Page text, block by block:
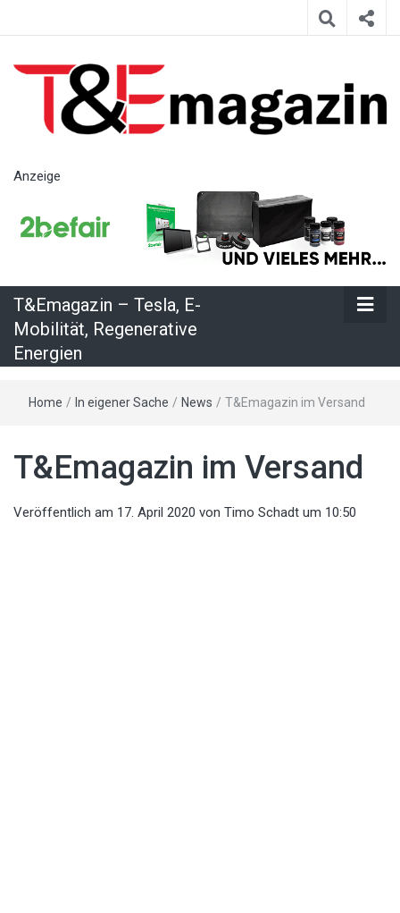
– Tesla, E-
Mobilität,
Regenerative
Energien
Anzeige
T&Emagazin – Tesla, E-
Mobilität, Regenerative
Energien
Home / In eigener Sache / News / T&Emagazin im Versand
T&Emagazin im Versand
Veröffentlich am 17. April 2020 von Timo Schadt um 10:50